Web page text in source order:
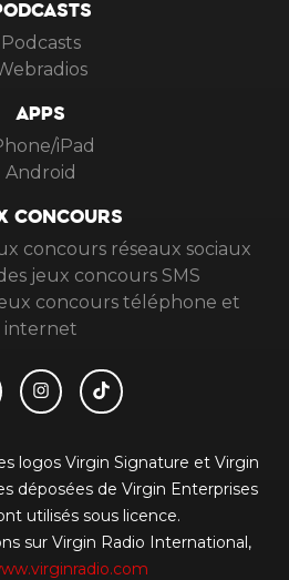
Podcasts
APPS
iPad
Android
CONCOURS
concours réseaux sociaux
jeux concours SMS
concours téléphone et
internet
logos Virgin Signature et Virgin
déposées de Virgin Enterprises
utilisés sous licence.
sur Virgin Radio International,